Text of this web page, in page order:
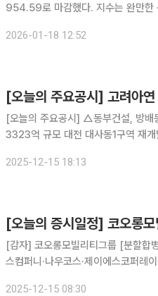
954.59로 마감했다. 지수는 완만한
세가 집중된 반면, 바이오와 일부 소
2026-01-18 12:52
[오늘의 주요공시] 고려아
[오늘의 주요공시] △동부건설, 방배
3323억 규모 대전 대사동1구역 재
△삼천리자전거, 본점 소재지 변경 △
2025-12-15 18:13
[오늘의 증시일정] 코오롱모
[감자] 코오롱모빌리티그룹 [분할합
스컴퍼니·나우코스·제이에스코퍼레
2025-12-15 08:30